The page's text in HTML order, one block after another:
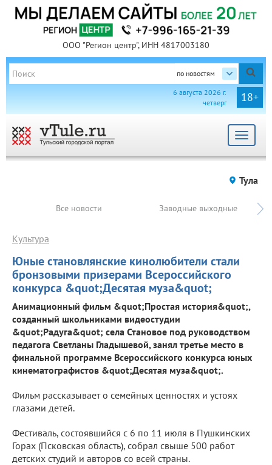
ООО "Регион центр", ИНН 4817003180
по новостям
18+
6 августа 2026 г.
четверг
Toggle
Тула
Все новости Заводные выходные
Юные становлянские кинолюбители стали
бронзовыми призерами Всероссийского
конкурса &quot;Десятая муза&quot;
Культура
Анимационный фильм &quot;Простая история&quot;,
созданный школьниками видеостудии
&quot;Радуга&quot; села Становое под руководством
педагога Светланы Гладышевой, занял третье место в
финальной программе Всероссийского конкурса юных
кинематографистов &quot;Десятая муза&quot;.
Фильм рассказывает о семейных ценностях и устоях
глазами детей.
Фестиваль, состоявшийся с 6 по 11 июля в Пушкинских
Горах (Псковская область), собрал свыше 500 работ
детских студий и авторов со всей страны.